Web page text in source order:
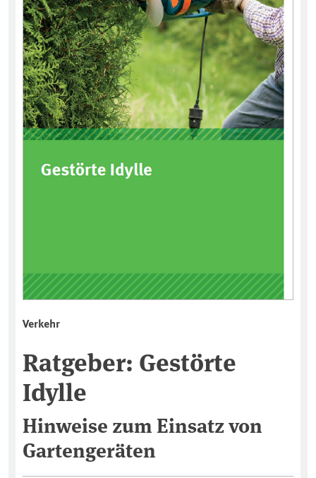
Verkehr
Ratgeber: Gestörte
Idylle
Hinweise zum Einsatz von
Gartengeräten